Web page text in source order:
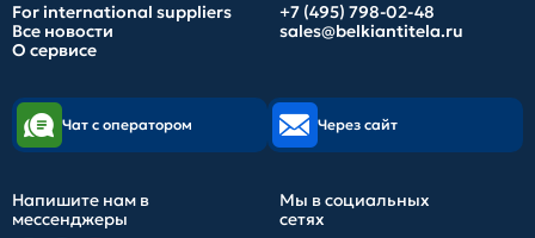
For international suppliers
Все новости
О сервисе
+7 (495) 798-02-48
sales@belkiantitela.ru
Чат с оператором Через сайт
Напишите нам в
мессенджеры
Мы в социальных
сетях